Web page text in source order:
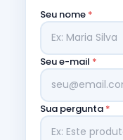
Seu nome *
Seu e-mail *
Sua pergunta *